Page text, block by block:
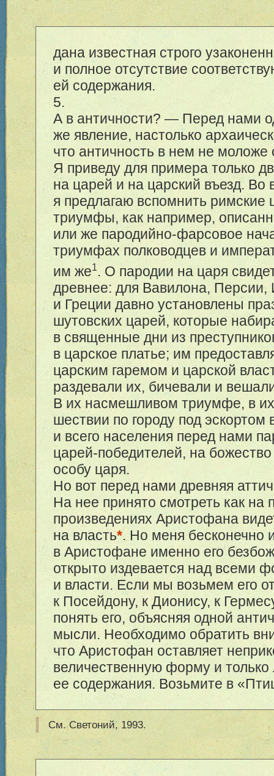
дана известная строго
и полное отсутствие
ей содержания.
5.
А в античности? — Перед нами
же явление, настолько
что античность в нем не моложе
Я приведу для примера только
на царей и на царский въезд. Во
я предлагаю вспомнить римские
триумфы, как например,
или же пародийно-фарсовое
триумфах полководцев и
им же1. О пародии на царя
древнее: для Вавилона,
и Греции давно установлены
шутовских царей, которые
в священные дни из
в царское платье; им
царским гаремом и царской
раздевали их, бичевали и
В их насмешливом триумфе, в
шествии по городу под
и всего населения перед нами
царей-победителей, на
особу царя.
Но вот перед нами древняя
На нее принято смотреть как на
произведениях Аристофана
на власть*. Но меня бесконечно
в Аристофане именно его
открыто издевается над всеми
и власти. Если мы возьмем его
к Посейдону, к Дионису, к
понять его, объясняя одной
мысли. Необходимо обратить
что Аристофан оставляет
величественную форму и
ее содержания. Возьмите в
См. Светоний, 1993.